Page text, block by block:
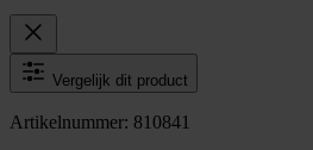
Vergelijk dit product
Artikelnummer: 810841